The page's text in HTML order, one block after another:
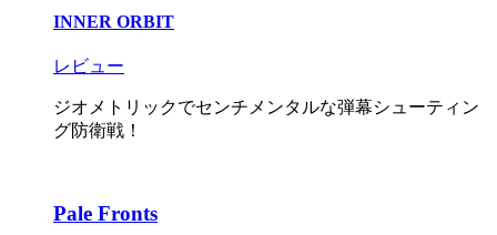
INNER ORBIT
レビュー
ジオメトリックでセンチメンタルな弾幕シューティン
グ防衛戦！
Pale Fronts